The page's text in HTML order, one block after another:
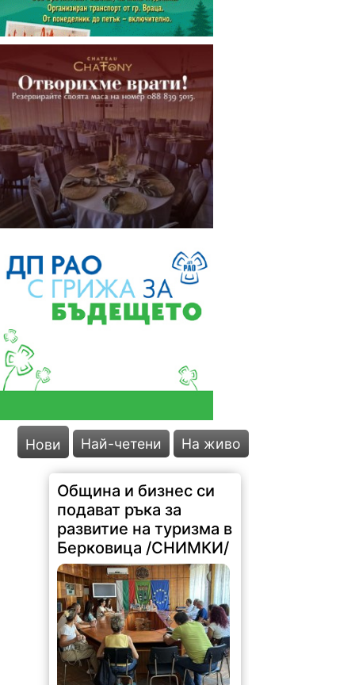
Нови Най-четени На живо
Община и бизнес си
подават ръка за
развитие на туризма в
Берковица /СНИМКИ/